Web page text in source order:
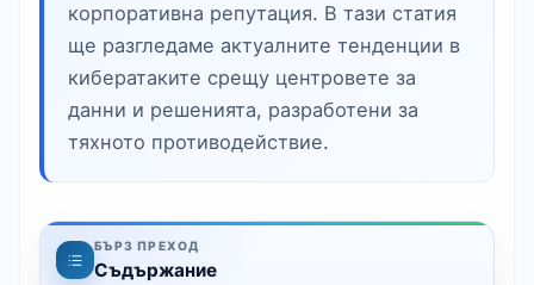
корпоративна репутация. В тази статия
ще разгледаме актуалните тенденции в
кибератаките срещу центровете за
данни и решенията, разработени за
тяхното противодействие.
БЪРЗ ПРЕХОД
Съдържание